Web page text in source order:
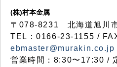
(株)村本金属
〒078-8231 北海道旭川
TEL：0166-23-1155 /
ebmaster@murakin.co.jp
営業時間：8:30〜17:30 /